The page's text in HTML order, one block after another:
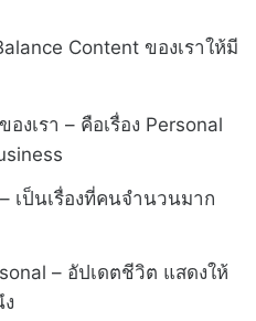
Content ของเราให้มี
งเรา – คือเรื่อง Personal
เป็นเรื่องที่คนจำนวนมาก
– อัปเดตชีวิต แสดงให้